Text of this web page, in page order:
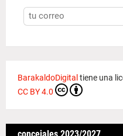
BarakaldoDigital tiene una
CC BY 4.0